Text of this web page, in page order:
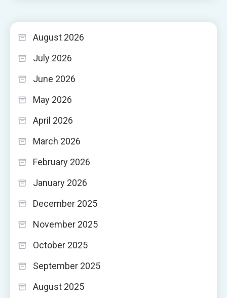
August 2026
July 2026
June 2026
May 2026
April 2026
March 2026
February 2026
January 2026
December 2025
November 2025
October 2025
September 2025
August 2025